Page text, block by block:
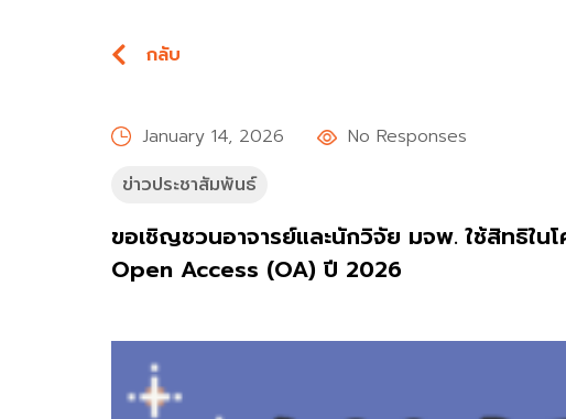
กลับ
January 14, 2026
No Responses
ข่าวประชาสัมพันธ์
ขอเชิญชวนอาจารย์และนักวิจัย มจพ. ใช้สิทธิใ
Open Access (OA) ปี 2026